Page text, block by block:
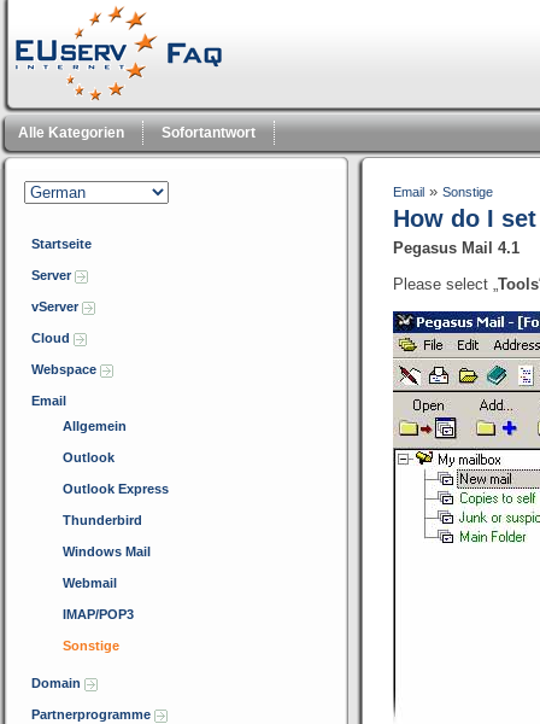
Alle Kategorien Sofortantwort
Startseite
Server
vServer
Cloud
Webspace
Email
Allgemein
Outlook
Outlook Express
Thunderbird
Windows Mail
Webmail
IMAP/POP3
Sonstige
Domain
Partnerprogramme
Email » Sonstige
How do I
Pegasus Mail 4.1
Please select „Tools